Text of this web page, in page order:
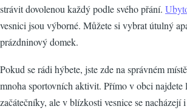
strávit dovolenou každý podle svého přání.
vesnici jsou výborné. Můžete si vybrat útulný
prázdninový domek.
Pokud se rádi hýbete, jste zde na správném
mnoha sportovních aktivit. Přímo v obci
začátečníky, ale v blízkosti vesnice se nacházejí